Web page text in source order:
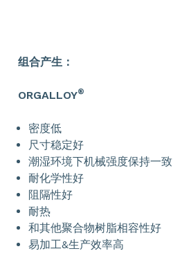
组合产生：
ORGALLOY®
密度低
尺寸稳定好
潮湿环境下机械强度保持一致
耐化学性好
阻隔性好
耐热
和其他聚合物树脂相容性好
易加工&生产效率高